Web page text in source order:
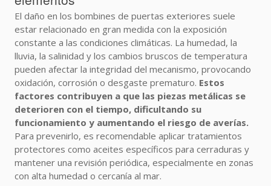
El daño en los bombines de puertas exteriores suele
estar relacionado en gran medida con la exposición
constante a las condiciones climáticas. La humedad, la
lluvia, la salinidad y los cambios bruscos de temperatura
pueden afectar la integridad del mecanismo, provocando
oxidación, corrosión o desgaste prematuro. Estos
factores contribuyen a que las piezas metálicas se
deterioren con el tiempo, dificultando su
funcionamiento y aumentando el riesgo de averías.
Para prevenirlo, es recomendable aplicar tratamientos
protectores como aceites específicos para cerraduras y
mantener una revisión periódica, especialmente en zonas
con alta humedad o cercanía al mar.